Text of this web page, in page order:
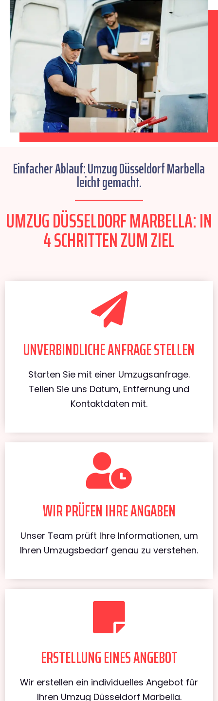
Einfacher Ablauf: Umzug Düsseldorf Marbella
leicht gemacht.
UMZUG DÜSSELDORF MARBELLA: IN
4 SCHRITTEN ZUM ZIEL
UNVERBINDLICHE ANFRAGE STELLEN
Starten Sie mit einer Umzugsanfrage.
Teilen Sie uns Datum, Entfernung und
Kontaktdaten mit.
WIR PRÜFEN IHRE ANGABEN
Unser Team prüft Ihre Informationen, um
Ihren Umzugsbedarf genau zu verstehen.
ERSTELLUNG EINES ANGEBOT
Wir erstellen ein individuelles Angebot für
Ihren Umzug Düsseldorf Marbella.